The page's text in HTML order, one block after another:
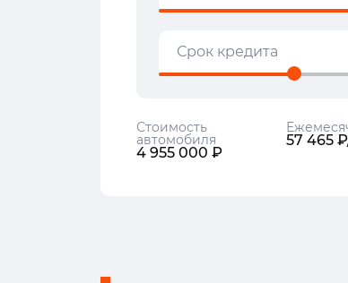
Срок кредита
Стоимость
автомобиля
4 955 000 ₽
57 465